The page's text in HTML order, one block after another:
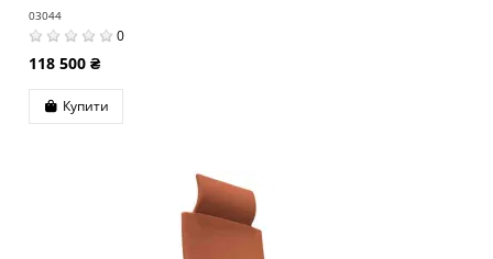
03044
0
118 500 ₴
Купити